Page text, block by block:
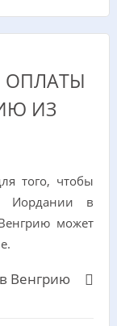
ОПЛАТЫ
ИЗ
того, чтобы
Иордании в
может
Венгрию